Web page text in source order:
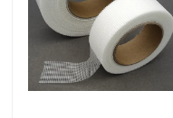
उत्पाद
हमारे बारे में